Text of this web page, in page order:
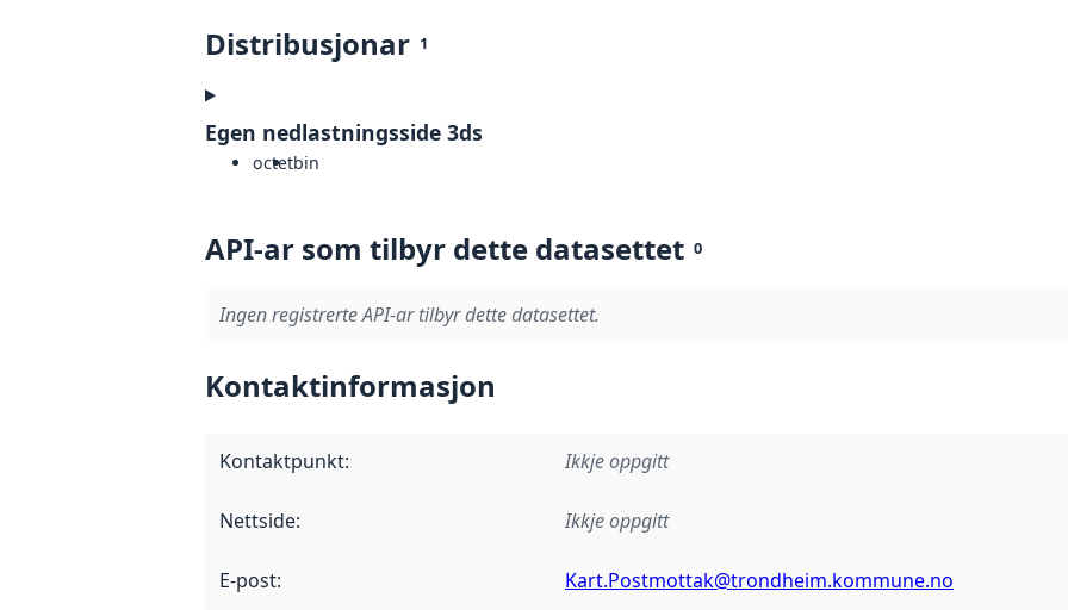
Distribusjonar 1
Egen nedlastningsside 3ds
octetbin
API-ar som tilbyr dette datasettet 0
Ingen registrerte API-ar tilbyr dette datasettet.
Kontaktinformasjon
Kontaktpunkt: Ikkje oppgitt
Nettside: Ikkje oppgitt
E-post: Kart.Postmottak@trondheim.kommune.no